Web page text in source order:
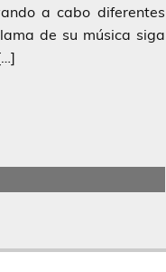
a cabo diferentes
de su música siga